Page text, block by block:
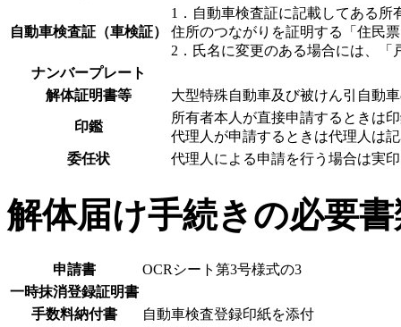
自動車検査証（車検証）
1．自動車検査証に記載してある
住所のつながりを証明する「住民
2．氏名に変更のある場合には、「
ナンバープレート
解体証明書等
大型特殊自動車及び被けん引自動
印鑑
所有者本人が直接申請するときは
代理人が申請するときは代理人は
委任状
代理人による申請を行う場合は実
解体届け手続きの必要
申請書
OCRシート第3号様式の3
一時抹消登録証明書
手数料納付書
自動車検査登録印紙を添付